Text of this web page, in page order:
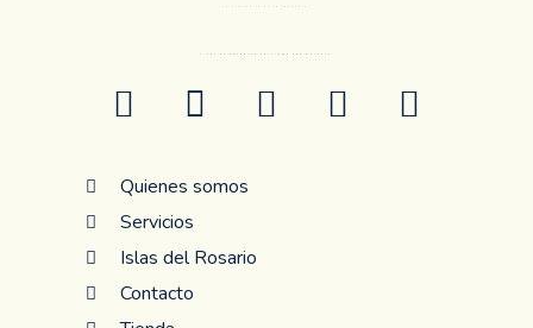
Quienes somos
Servicios
Islas del Rosario
Contacto